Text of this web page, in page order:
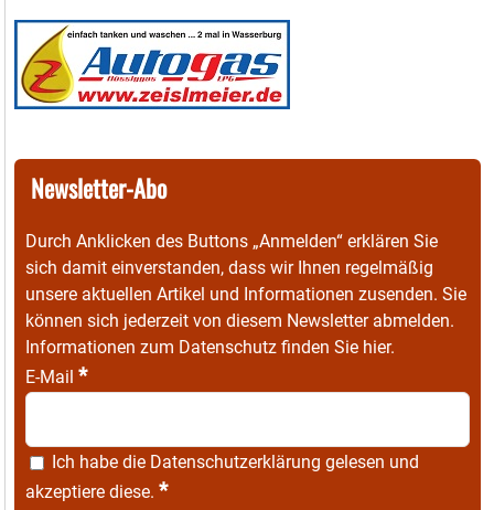
Newsletter-Abo
Durch Anklicken des Buttons „Anmelden“ erklären Sie
sich damit einverstanden, dass wir Ihnen regelmäßig
unsere aktuellen Artikel und Informationen zusenden. Sie
können sich jederzeit von diesem Newsletter abmelden.
Informationen zum Datenschutz finden Sie hier.
E-Mail *
Ich habe die Datenschutzerklärung gelesen und
akzeptiere diese. *